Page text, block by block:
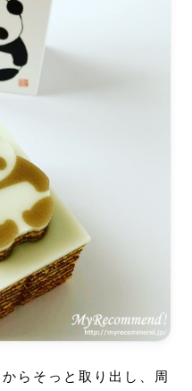
らそっと取り出し、周